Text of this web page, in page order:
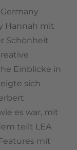
Hannah mit
Schönheit
Einblicke in
sich
es war, mit
teilt LEA
mit